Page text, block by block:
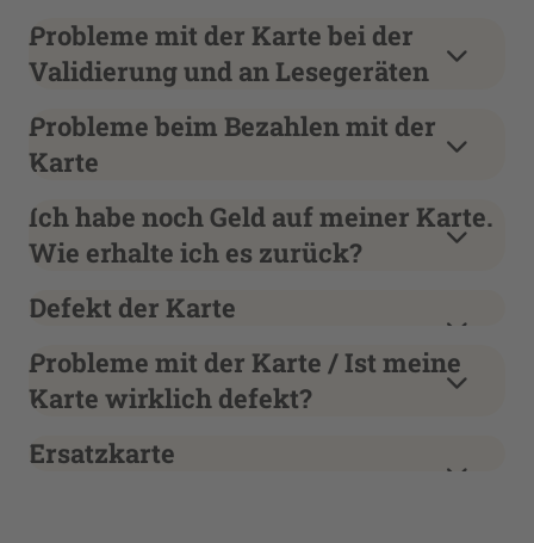
Probleme mit der Karte bei der
Validierung und an Lesegeräten
Probleme beim Bezahlen mit der
Karte
Ich habe noch Geld auf meiner Karte.
Wie erhalte ich es zurück?
Defekt der Karte
Probleme mit der Karte / Ist meine
Karte wirklich defekt?
Ersatzkarte